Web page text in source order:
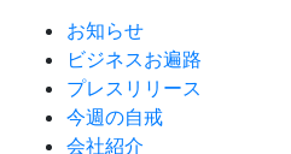
お知らせ
ビジネスお遍路
プレスリリース
今週の自戒
会社紹介